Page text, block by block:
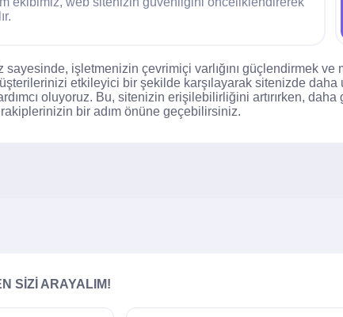
işletmenizin çevrimiçi varlığını güçlendirmek
etkileyici bir şekilde karşılayarak sitenizde
oluyoruz. Bu, sitenizin erişilebilirliğini artırırken,
bir adım önüne geçebilirsiniz.
SIZI ARAYALIM!